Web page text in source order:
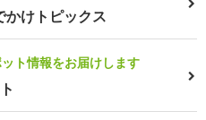
かけトピックス
ト情報をお届けします